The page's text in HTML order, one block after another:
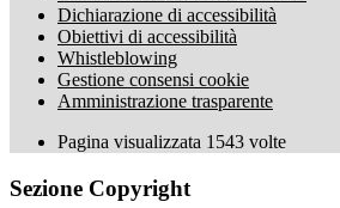
Dichiarazione di accessibilità
Obiettivi di accessibilità
Whistleblowing
Gestione consensi cookie
Amministrazione trasparente
Pagina visualizzata 1543 volte
Sezione Copyright